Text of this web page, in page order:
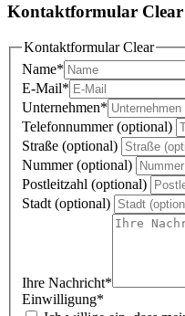
Kontaktformular Clear
Kontaktformular Clear
Name*
E-Mail*
Unternehmen*
Telefonnummer (optional)
Straße (optional)
Nummer (optional)
Postleitzahl (optional)
Stadt (optional)
Ihre Nachricht*
Einwilligung*